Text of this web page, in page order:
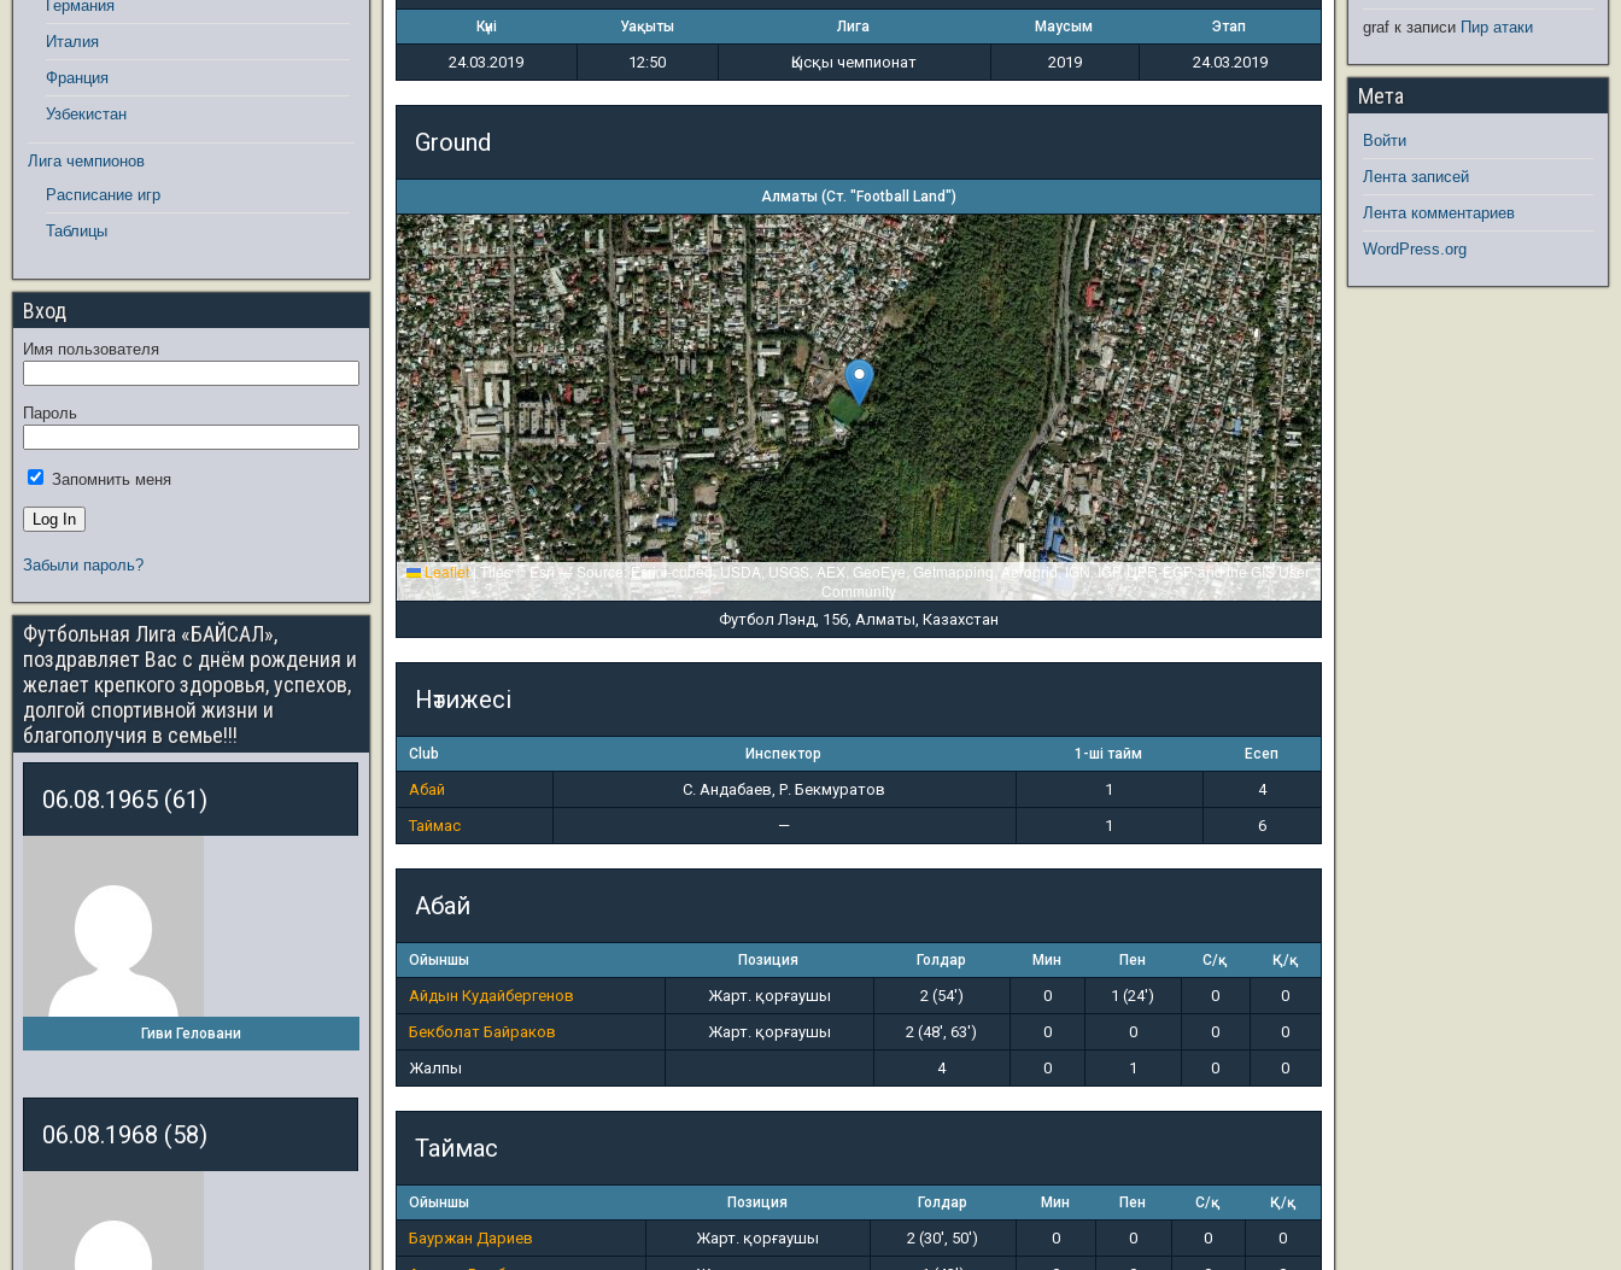
Күні Уақыты Лига Маусым Этап
24.03.2019 12:50 Қысқы чемпионат 2019 24.03.2019
Ground
Алматы (Ст. "Football Land")
Leaflet|Tiles © Esri — Source: Esri, i-cubed, USDA, USGS, AEX, GeoEye, Getmapping, Aerogrid, IGN, IGP, UPR-EGP, and the GIS User
Community
Футбол Лэнд, 156, Алматы, Казахстан
Нәтижесі
Club Инспектор 1-ші тайм Есеп
Абай С. Андабаев, Р. Бекмуратов 1
4
Таймас
— 1 6
Абай
Ойыншы Позиция Голдар Мин Пен С/қ Қ/қ
Айдын Кудайбергенов Жарт. қорғаушы 2 (54') 0 1 (24') 0
0
Бекболат Байраков
Жарт. қорғаушы 2 (48', 63') 0 0 0
0
Жалпы
4 0 1 0 0
Таймас
Ойыншы Позиция Голдар Мин Пен С/қ Қ/қ
Бауржан Дариев Жарт. қорғаушы 2 (30', 50') 0 0 0
0
Германия
Италия
Франция
Узбекистан
Лига чемпионов
Расписание игр
Таблицы
Вход
Имя пользователя
Пароль
Запомнить меня
Забыли пароль?
Футбольная Лига «БАЙСАЛ»,
поздравляет Вас с днём рождения и
желает крепкого здоровья, успехов,
долгой спортивной жизни и
благополучия в семье!!!
06.08.1965 (61)
Гиви Геловани
06.08.1968 (58)
graf к записи Пир атаки
Мета
Войти
Лента записей
Лента комментариев
WordPress.org